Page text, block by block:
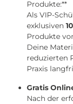
Produkte:**
Als VIP-
exklusiven
Produkte
Deine
reduzierten
Praxis
Gratis
Nach der